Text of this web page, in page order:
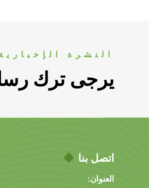
النشرة
يرجى ترك
اتصل بنا
العنوان: